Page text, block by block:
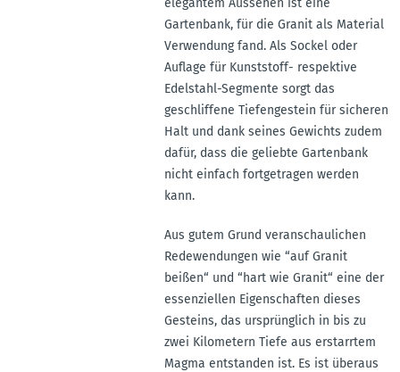
elegantem Aussehen ist eine
Gartenbank, für die Granit als Material
Verwendung fand. Als Sockel oder
Auflage für Kunststoff- respektive
Edelstahl-Segmente sorgt das
geschliffene Tiefengestein für sicheren
Halt und dank seines Gewichts zudem
dafür, dass die geliebte Gartenbank
nicht einfach fortgetragen werden
kann.
Aus gutem Grund veranschaulichen
Redewendungen wie “auf Granit
beißen“ und “hart wie Granit“ eine der
essenziellen Eigenschaften dieses
Gesteins, das ursprünglich in bis zu
zwei Kilometern Tiefe aus erstarrtem
Magma entstanden ist. Es ist überaus